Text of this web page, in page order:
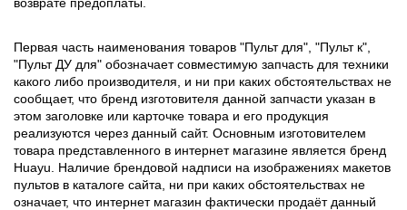
Первая часть наименования товаров "Пульт для", "Пульт к",
"Пульт ДУ для" обозначает совместимую запчасть для техники
какого либо производителя, и ни при каких обстоятельствах не
сообщает, что бренд изготовителя данной запчасти указан в
этом заголовке или карточке товара и его продукция
реализуются через данный сайт. Основным изготовителем
товара представленного в интернет магазине является бренд
Huayu. Наличие брендовой надписи на изображениях макетов
пультов в каталоге сайта, ни при каких обстоятельствах не
означает, что интернет магазин фактически продаёт данный